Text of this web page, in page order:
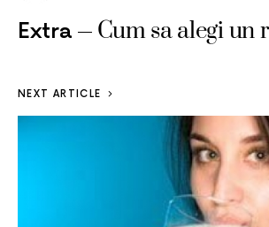
Extra Cum sa alegi un
NEXT ARTICLE